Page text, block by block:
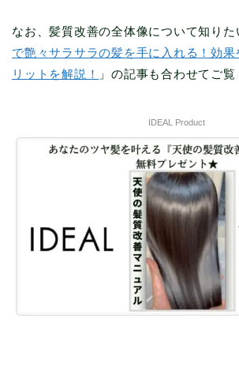
なお、髪質改善の全体像について知りた
で艶々サラサラの髪を手に入れる！効果
リットを解説！
」の記事も合わせてご覧
IDEAL Product